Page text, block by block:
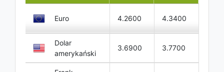
Euro 4.2600 4.3400
Dolar
amerykański
3.6900 3.7700